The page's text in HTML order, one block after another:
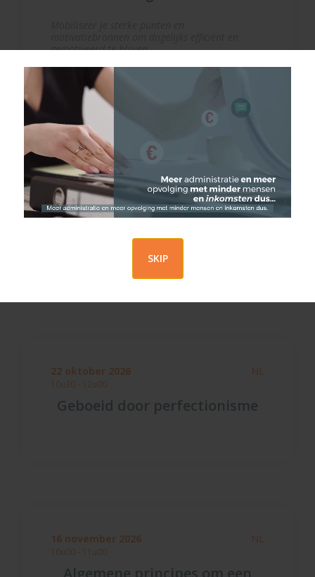
SKIP
gemotiveerd te blijven
20 oktober 2026
10u00 - 11u00
IDD met focus op de
verzekeringen met
beleggingscomponent
22 oktober 2026
10u30 - 12u00
NL
Geboeid door perfectionisme
16 november 2026
10u00 - 11u00
NL
Algemene principes om een